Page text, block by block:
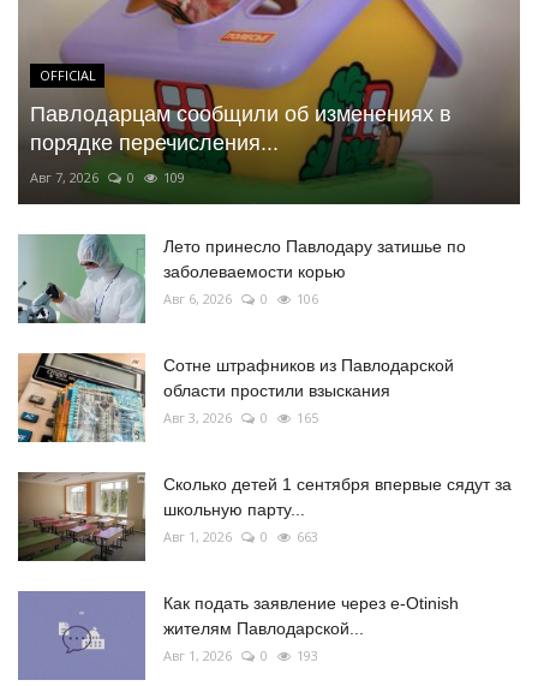
OFFICIAL
Павлодарцам сообщили об изменениях в
порядке перечисления...
Авг 7, 2026 0 109
Лето принесло Павлодару затишье по
заболеваемости корью
Авг 6, 2026 0 106
Сотне штрафников из Павлодарской
области простили взыскания
Авг 3, 2026 0 165
Сколько детей 1 сентября впервые сядут за
школьную парту...
Авг 1, 2026 0 663
Как подать заявление через e-Otinish
жителям Павлодарской...
Авг 1, 2026 0 193